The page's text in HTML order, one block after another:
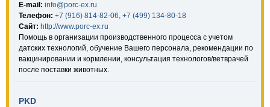
E-mail: info@porc-ex.ru
Телефон: +7 (916) 814-82-06, +7 (499) 134-80-18
Сайт: http://www.porc-ex.ru
Помощь в организации производственного процесса с учетом
датских технологий, обучение Вашего персонала, рекомендации по
вакцинировании и кормлении, консультация технологов/ветврачей
после поставки животных.
PKD